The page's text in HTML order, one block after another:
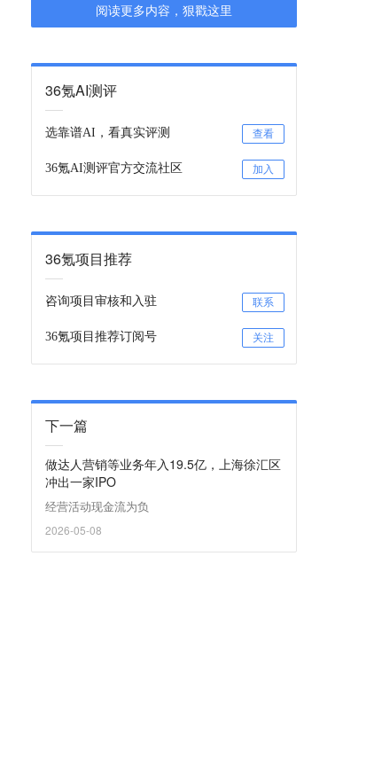
阅读更多内容，狠戳这里
36氪AI测评
选靠谱AI，看真实评测 查看
36氪AI测评官方交流社区 加入
36氪项目推荐
咨询项目审核和入驻 联系
36氪项目推荐订阅号 关注
下一篇
做达人营销等业务年入19.5亿，上海徐汇区
冲出一家IPO
经营活动现金流为负
2026-05-08